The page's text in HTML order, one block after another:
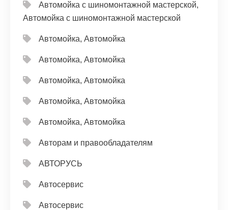
Автомойка с шиномонтажной мастерской,
Автомойка с шиномонтажной мастерской
Автомойка, Автомойка
Автомойка, Автомойка
Автомойка, Автомойка
Автомойка, Автомойка
Автомойка, Автомойка
Авторам и правообладателям
АВТОРУСЬ
Автосервис
Автосервис